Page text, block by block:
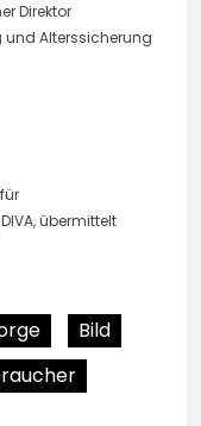
Direktor
Alterssicherung
übermittelt
Bild